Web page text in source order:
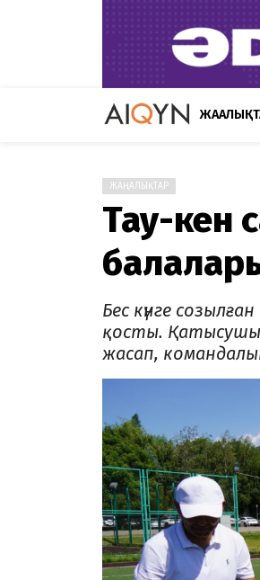
ЖАҢАЛЫҚТАР
Тау-кен
Бес күнге
қосты.
жасап,